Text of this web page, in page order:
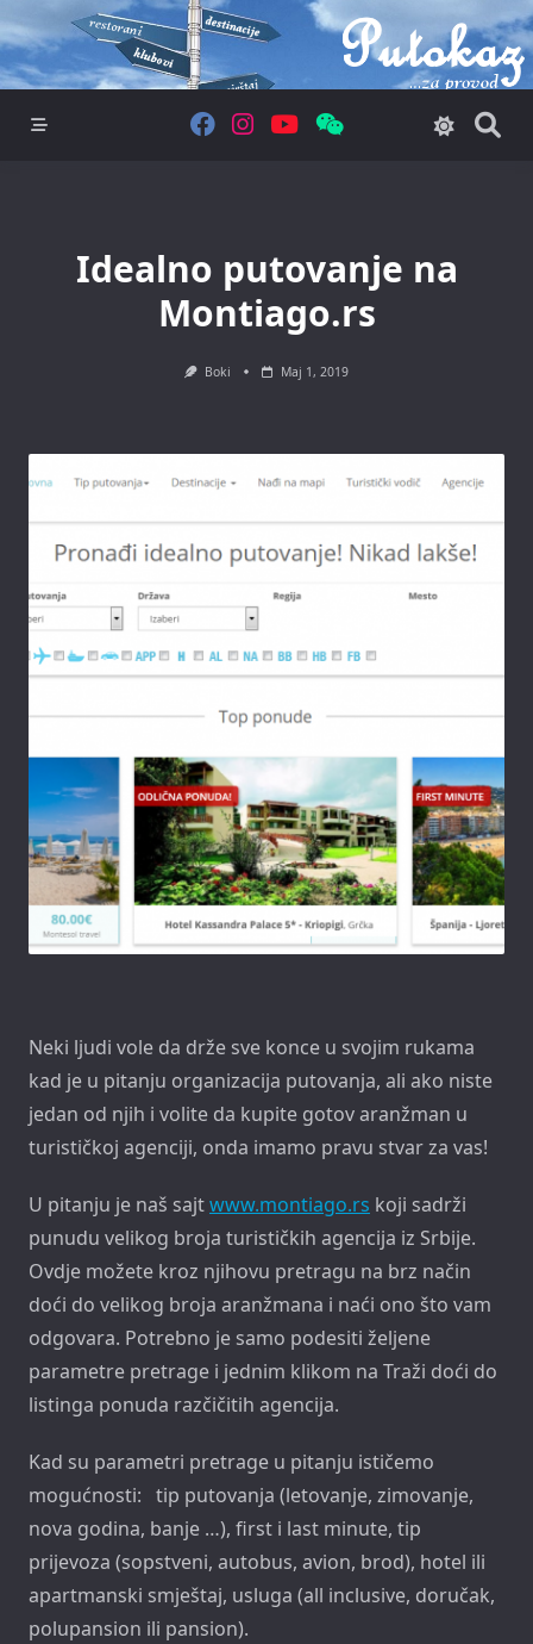
to
content
Idealno putovanje na
Montiago.rs
Boki Maj 1, 2019
Neki ljudi vole da drže sve konce u svojim rukama
kad je u pitanju organizacija putovanja, ali ako niste
jedan od njih i volite da kupite gotov aranžman u
turističkoj agenciji, onda imamo pravu stvar za vas!
U pitanju je naš sajtwww.montiago.rs koji sadrži
punudu velikog broja turističkih agencija iz Srbije.
Ovdje možete kroz njihovu pretragu na brz način
doći do velikog broja aranžmana i naći ono što vam
odgovara. Potrebno je samo podesiti željene
parametre pretrage i jednim klikom na Traži doći do
listinga ponuda razčičitih agencija.
Kad su parametri pretrage u pitanju ističemo
mogućnosti: tip putovanja (letovanje, zimovanje,
nova godina, banje …), first i last minute, tip
prijevoza (sopstveni, autobus, avion, brod), hotel ili
apartmanski smještaj, usluga (all inclusive, doručak,
polupansion ili pansion).